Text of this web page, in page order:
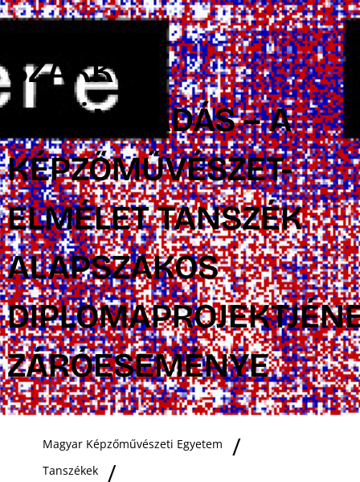
SZAKKÖR
KÜLÖNKIADÁS – A
KÉPZŐMŰVÉSZET-
ELMÉLET TANSZÉK
ALAPSZAKOS
ZÁRÓESEMÉNYE
Magyar Képzőművészeti Egyetem
Tanszékek